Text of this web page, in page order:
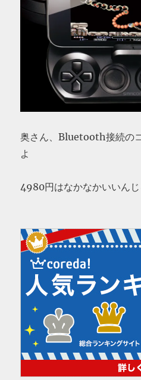
奥さん、Bluetooth接続の
よ
4980円はなかなかいいん